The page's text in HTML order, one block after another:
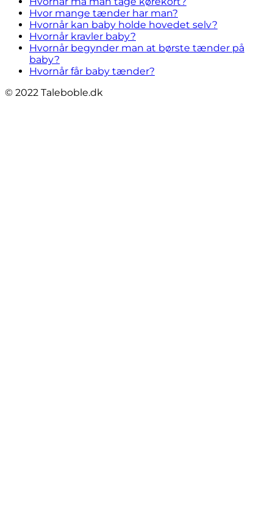
Hvor mange tænder har man?
Hvornår kan baby holde hovedet selv?
Hvornår kravler baby?
Hvornår begynder man at børste tænder på
baby?
Hvornår får baby tænder?
© 2022 Taleboble.dk